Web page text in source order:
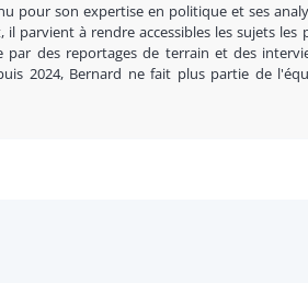
pour son expertise en politique et ses
parvient à rendre accessibles les sujets les
par des reportages de terrain et des
2024, Bernard ne fait plus partie de